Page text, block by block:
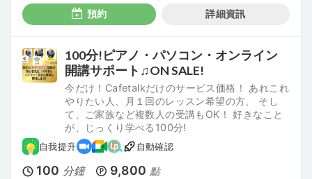
預約 詳細資訊
100分!ピアノ・パソコン・オンライン
開講サポート♫ON SALE!
今だけ！Cafetalkだけのサービス価格！ あれこれ
やりたい人、月１回のレッスン希望の方、 そし
て、ご家族など複数人の受講もOK！ 好きなこと
が、じっくり学べる100分!
自我提升 自動確認
100 分鐘 9,800 點